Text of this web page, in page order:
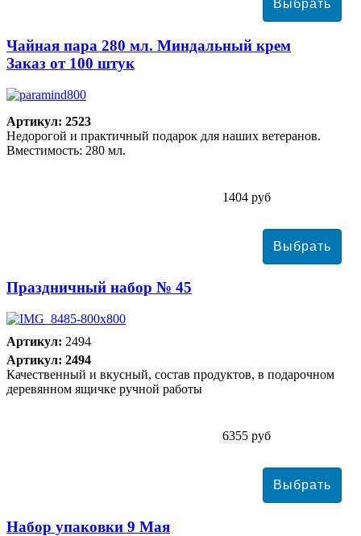
Чайная пара 280 мл. Миндальный крем
Заказ от 100 штук
Артикул: 2523
Недорогой и практичный подарок для наших ветеранов.
Вместимость: 280 мл.
1404 руб
Праздничный набор № 45
Артикул: 2494
Артикул: 2494
Качественный и вкусный, состав продуктов, в подарочном
деревянном ящичке ручной работы
6355 руб
Набор упаковки 9 Мая